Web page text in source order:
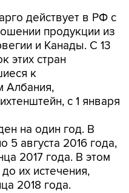
действует в РФ с
продукции из
и Канады. С 13
этих стран
к
Албания,
с 1 января
на один год. В
5 августа 2016 года,
2017 года. В этом
их истечения,
2018 года.